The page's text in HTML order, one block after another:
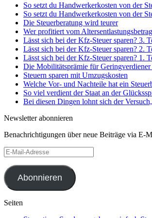
So setzt du Handwerkerkosten von der
So setzt du Handwerkerkosten von der
Die Steuerberatung wird teurer
Wer profitiert vom
Lässt sich bei der Kfz-Steuer sparen? 3.
Lässt sich bei der Kfz-Steuer sparen? 2.
Lässt sich bei der Kfz-Steuer sparen? 1.
Die Mobilitätsprämie für Geringverdiener
Steuern sparen mit Umzugskosten
Welche Vor- und Nachteile hat ein
So viel verdient der Staat an der
Bei diesen Dingen lohnt sich der
Newsletter abonnieren
Benachrichtigungen über neue Beiträge via E-
E-
Mail-
Adresse
Abonnieren
Seiten